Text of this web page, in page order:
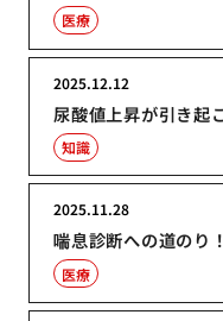
医療
尿酸値上昇が引き起
2025.12.12
知識
喘息診断への道のり
2025.11.28
医療